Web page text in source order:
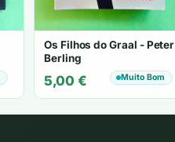
Os Filhos do Graal - Peter
Berling
5,00 € Muito Bom